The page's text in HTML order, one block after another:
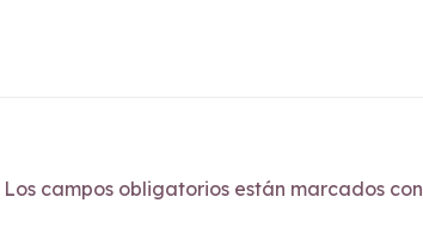
Los campos obligatorios están marcados con